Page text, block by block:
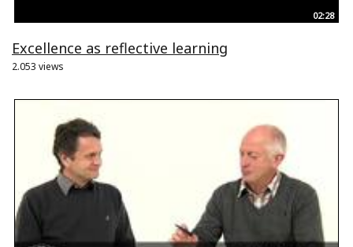
02:28
Excellence as reflective learning
2.053 views